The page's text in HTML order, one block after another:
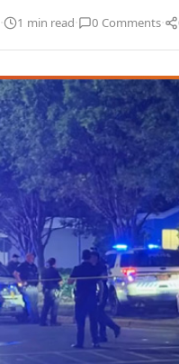
· 1 min read· 0 Comments·